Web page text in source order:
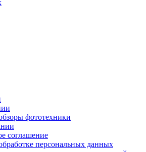
фототехники
соглашение
персональных данных